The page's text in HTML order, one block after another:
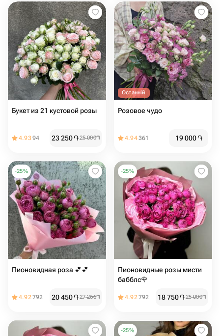
Букет из 21 кустовой розы
4.9394 23 250֏25 000֏
Останній
Розовое чудо
4.94361 19 000֏
-25%
Пионовидная роза 💕💕
4.92792 20 450֏27 266֏
-25%
Пионовидные розы мисти
бабблс🌹
4.92792 18 750֏25 000֏
-25%